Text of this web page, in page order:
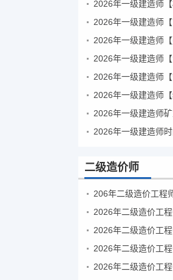
二级造价师
2026年二级造价工
2026年二级造价工
2026年二级造价工